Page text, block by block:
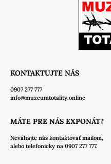
KONTAKTUJTE NÁS
0907 277 777
info@muzeumtotality.online
MÁTE PRE NÁS EXPONÁT?
Neváhajte nás kontaktovať mailom,
alebo telefonicky na 0907 277 777.